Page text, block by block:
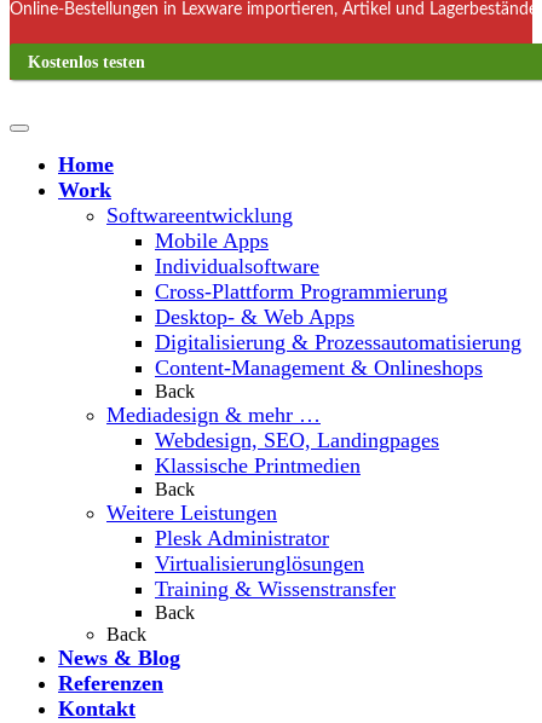
Online-Bestellungen in Lexware importieren, Artikel und
Kostenlos testen
Home
Work
Softwareentwicklung
Mobile Apps
Individualsoftware
Cross-Plattform Programmierung
Desktop- & Web Apps
Digitalisierung & Prozessautomatisierung
Content-Management & Onlineshops
Back
Mediadesign & mehr …
Webdesign, SEO, Landingpages
Klassische Printmedien
Back
Weitere Leistungen
Plesk Administrator
Virtualisierunglösungen
Training & Wissenstransfer
Back
Back
News & Blog
Referenzen
Kontakt